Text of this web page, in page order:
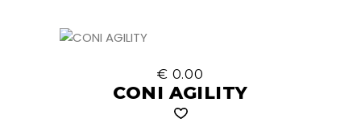
€ 0.00
CONI AGILITY